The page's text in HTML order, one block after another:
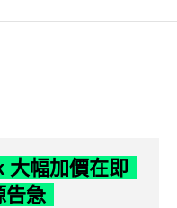
大幅加價在即
告急